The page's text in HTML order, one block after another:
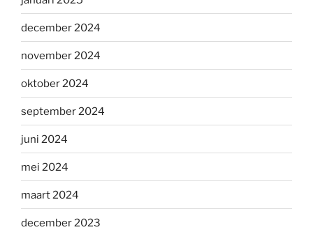
december 2024
november 2024
oktober 2024
september 2024
juni 2024
mei 2024
maart 2024
december 2023